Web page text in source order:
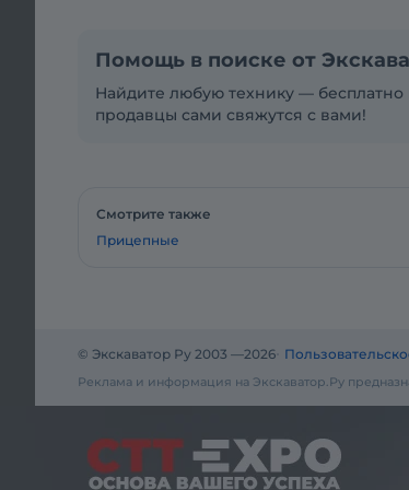
Помощь в поиске от
Найдите любую технику — бесплатно
продавцы сами свяжутся с вами!
Смотрите также
Прицепные
© Экскаватор Ру 2003 —2026
Реклама и информация на Экскаватор.Ру